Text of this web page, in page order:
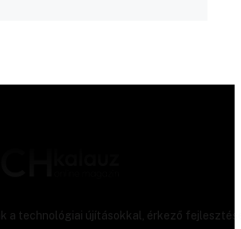
a technológiai újításokkal, érkező